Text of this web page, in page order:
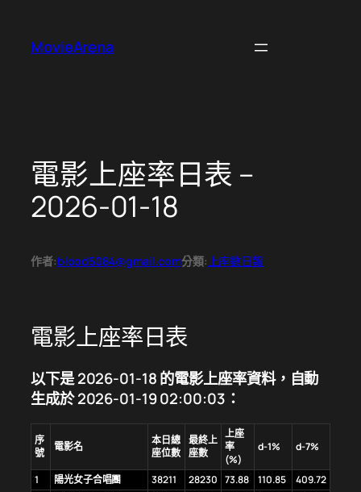
MovieArena
電影上座率日表 –
2026-01-18
作者:blood5084@gmail.com分類: 上座數日報
電影上座率日表
以下是 2026-01-18 的電影上座率資料，自動
生成於 2026-01-19 02:00:03：
序
號
電影名
本日總
座位數
最終上
座數
上座
率
(%)
d-1% d-7%
1 陽光女子合唱團 38211 28230 73.88 110.85
409.72